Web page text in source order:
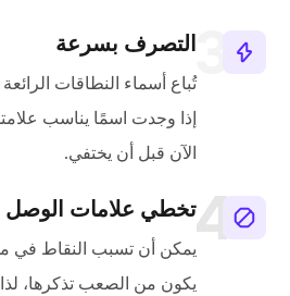
التصرف بسرعة
إذا وجدت اسمًا يناسب
الآن قبل أن يختفي.
تخطي علامات الوصل
يمكن أن تسبب النقاط في
يكون من الصعب تذكرها،